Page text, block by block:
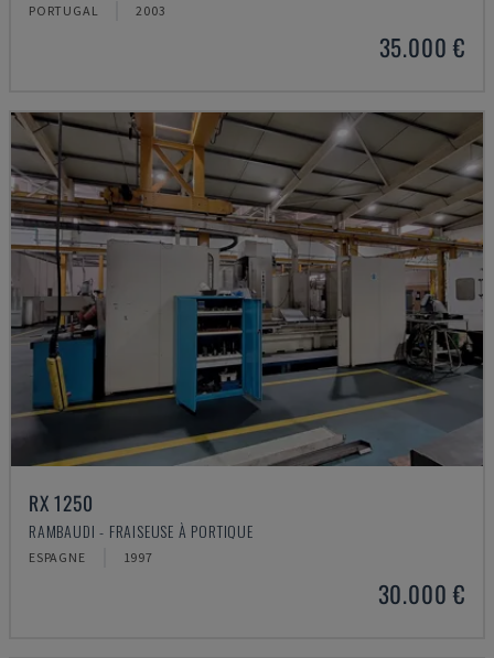
PORTUGAL 2003
35.000 €
RX 1250
RAMBAUDI - FRAISEUSE À PORTIQUE
ESPAGNE 1997
30.000 €